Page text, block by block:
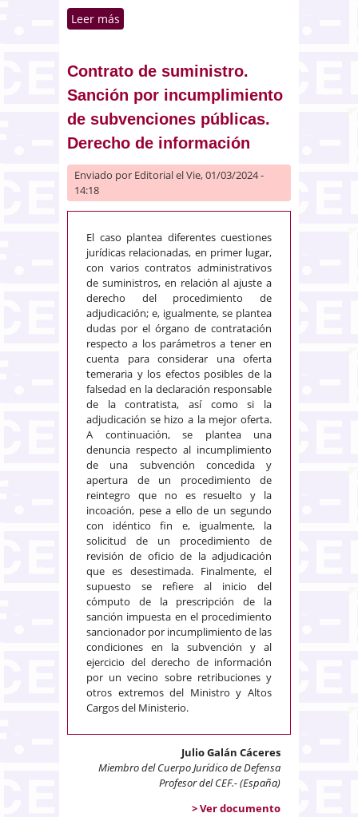
Leer más
Contrato de suministro.
Sanción por incumplimiento
de subvenciones públicas.
Derecho de información
Enviado por Editorialel Vie, 01/03/2024 -
14:18
El caso plantea diferentes cuestiones
jurídicas relacionadas, en primer lugar,
con varios contratos administrativos
de suministros, en relación al ajuste a
derecho del procedimiento de
adjudicación; e, igualmente, se plantea
dudas por el órgano de contratación
respecto a los parámetros a tener en
cuenta para considerar una oferta
temeraria y los efectos posibles de la
falsedad en la declaración responsable
de la contratista, así como si la
adjudicación se hizo a la mejor oferta.
A continuación, se plantea una
denuncia respecto al incumplimiento
de una subvención concedida y
apertura de un procedimiento de
reintegro que no es resuelto y la
incoación, pese a ello de un segundo
con idéntico fin e, igualmente, la
solicitud de un procedimiento de
revisión de oficio de la adjudicación
que es desestimada. Finalmente, el
supuesto se refiere al inicio del
cómputo de la prescripción de la
sanción impuesta en el procedimiento
sancionador por incumplimiento de las
condiciones en la subvención y al
ejercicio del derecho de información
por un vecino sobre retribuciones y
otros extremos del Ministro y Altos
Cargos del Ministerio.
Julio Galán Cáceres
Miembro del Cuerpo Jurídico de Defensa
Profesor del CEF.- (España)
> Ver documento